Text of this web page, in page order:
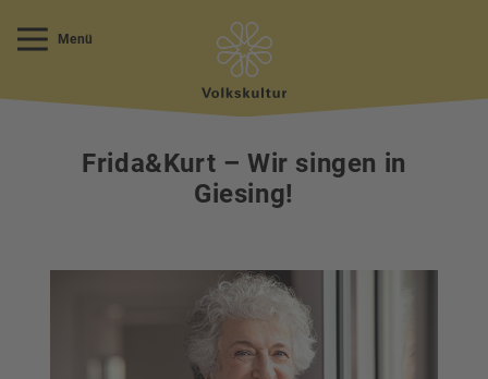
Menü
Frida&Kurt – Wir singen in
Giesing!